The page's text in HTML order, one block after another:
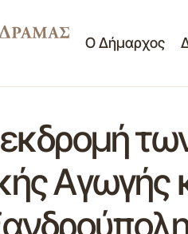
Ο Δήμαρχος
Αγωγής